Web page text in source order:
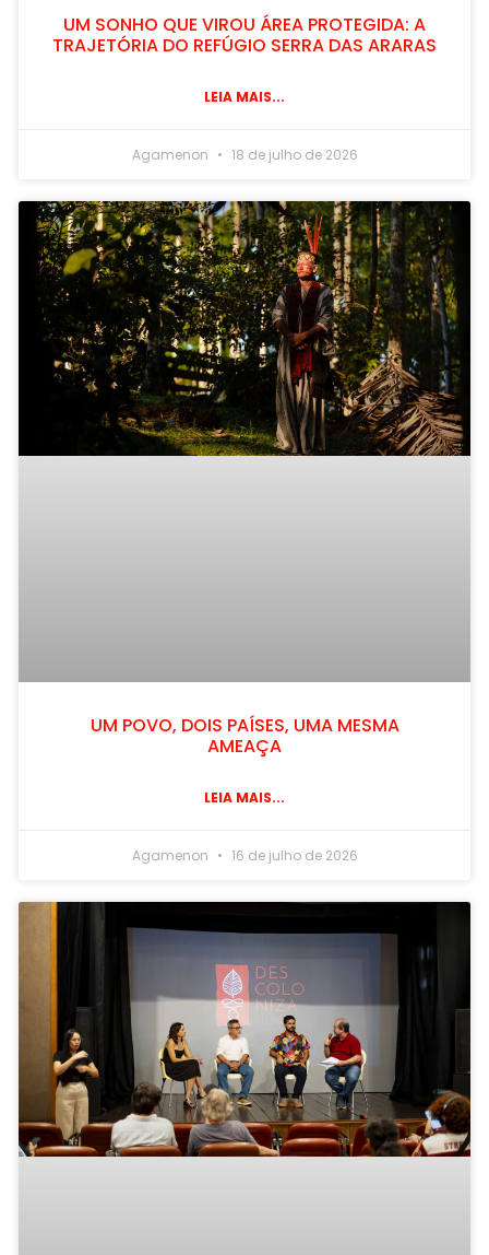
UM SONHO QUE VIROU ÁREA PROTEGIDA: A
TRAJETÓRIA DO REFÚGIO SERRA DAS ARARAS
LEIA MAIS...
Agamenon 18 de julho de 2026
UM POVO, DOIS PAÍSES, UMA MESMA
AMEAÇA
LEIA MAIS...
Agamenon 16 de julho de 2026